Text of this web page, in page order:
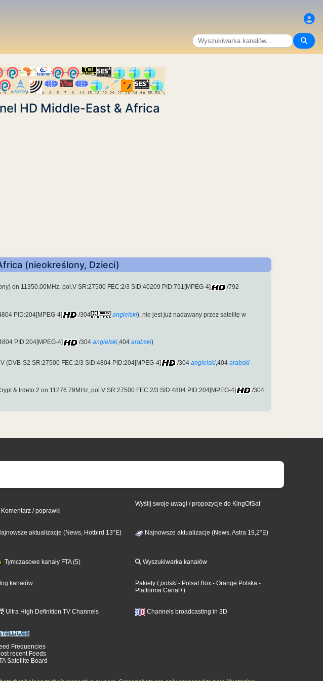
HD Middle-East & Africa
(nieokreślony, Dzieci)
on 11350.00MHz, pol.V SR:27500 FEC:2/3 SID:40209 PID:791[MPEG-4]
/792
PID:204[MPEG-4] /304 angielski), nie jest już nadawany przez satelitę w
PID:204[MPEG-4] /304 angielski,404 arabski)
(DVB-S2 SR:27500 FEC:2/3 SID:4804 PID:204[MPEG-4] /304 angielski ,404 arabski-
& Irdeto 2 on 11276.79MHz, pol.V SR:27500 FEC:2/3 SID:4804 PID:204[MPEG-4]
/304
Komentarz / poprawki
Wyślij swoje uwagi / propozycje do KingOfSat
aktualizacje (News, Hotbird 13°E) Najnowsze aktualizacje (News, Astra 19,2°E)
Tymczasowe kanały FTA (5) Wyszukiwarka kanałów
kanałów Pakiety ( polski - Polsat Box - Orange Polska -
Platforma Canal+)
Ultra High Definition TV Channels Channels broadcasting in 3D
Frequencies
recent Feeds
Satellite Board